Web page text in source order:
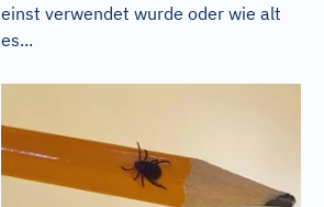
einst verwendet wurde oder wie alt
es...